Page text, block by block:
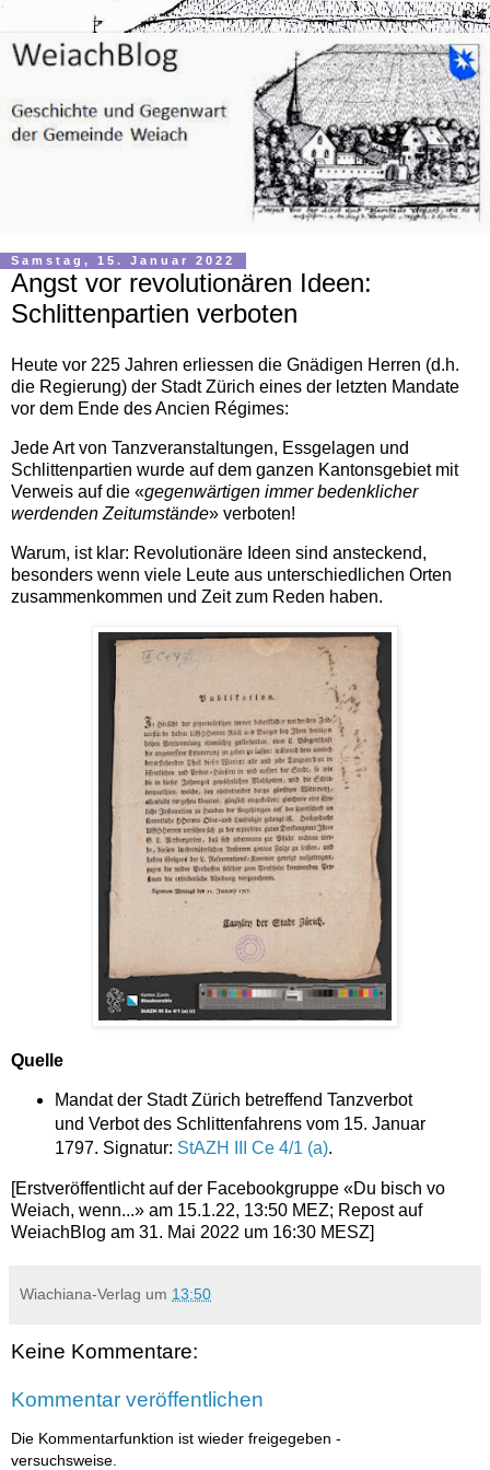
Samstag, 15. Januar 2022
Angst vor revolutionären Ideen:
Schlittenpartien verboten
Heute vor 225 Jahren erliessen die Gnädigen Herren (d.h.
die Regierung) der Stadt Zürich eines der letzten Mandate
vor dem Ende des Ancien Régimes:
Jede Art von Tanzveranstaltungen, Essgelagen und
Schlittenpartien wurde auf dem ganzen Kantonsgebiet mit
Verweis auf die «gegenwärtigen immer bedenklicher
werdenden Zeitumstände» verboten!
Warum, ist klar: Revolutionäre Ideen sind ansteckend,
besonders wenn viele Leute aus unterschiedlichen Orten
zusammenkommen und Zeit zum Reden haben.
Quelle
Mandat der Stadt Zürich betreffend Tanzverbot
und Verbot des Schlittenfahrens vom 15. Januar
1797. Signatur: StAZH III Ce 4/1 (a).
[Erstveröffentlicht auf der Facebookgruppe «Du bisch vo
Weiach, wenn...» am 15.1.22, 13:50 MEZ; Repost auf
WeiachBlog am 31. Mai 2022 um 16:30 MESZ]
Wiachiana-Verlag um 13:50
Keine Kommentare:
Kommentar veröffentlichen
Die Kommentarfunktion ist wieder freigegeben -
versuchsweise.